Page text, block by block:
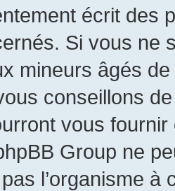
écrit des
Si vous ne
mineurs âgés
conseillons
vous
Group ne
l’organisme